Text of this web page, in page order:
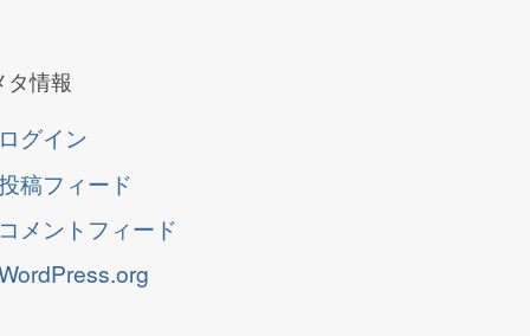
タ情報
グイン
稿フィード
メントフィード